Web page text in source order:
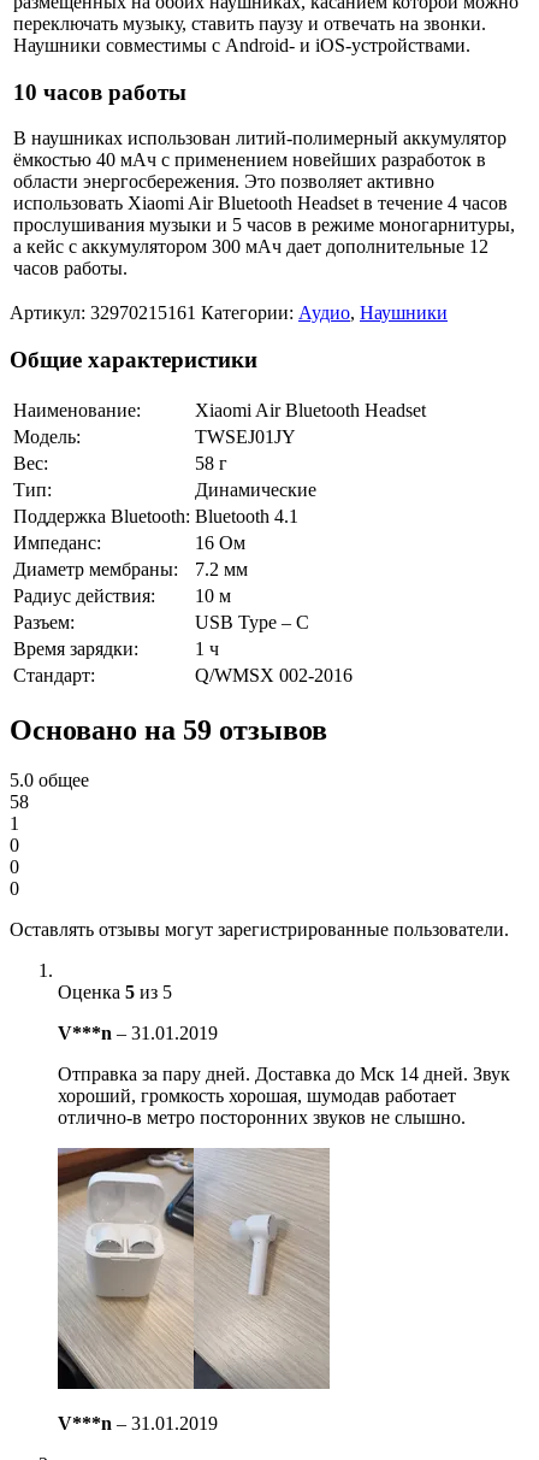
переключать музыку, ставить паузу и отвечать на звонки.
Наушники совместимы с Android- и iOS-устройствами.
10 часов работы
В наушниках использован литий-полимерный аккумулятор
ёмкостью 40 мАч с применением новейших разработок в
области энергосбережения. Это позволяет активно
использовать Xiaomi Air Bluetooth Headset в течение 4 часов
прослушивания музыки и 5 часов в режиме моногарнитуры,
а кейс с аккумулятором 300 мАч дает дополнительные 12
часов работы.
Артикул: 32970215161 Категории: Аудио, Наушники
Общие характеристики
Наименование:
Xiaomi Air Bluetooth Headset
Модель:
TWSEJ01JY
Вес:
58 г
Тип:
Динамические
Поддержка Bluetooth: Bluetooth 4.1
Импеданс:
16 Ом
Диаметр мембраны:
7.2 мм
Радиус действия:
10 м
Разъем:
USB Type – C
Время зарядки:
1 ч
Стандарт:
Q/WMSX 002-2016
Основано на 59 отзывов
5.0 общее
58
1
0
0
0
Оставлять отзывы могут зарегистрированные пользователи.
Оценка 5 из 5
V***n – 31.01.2019
Отправка за пару дней. Доставка до Мск 14 дней. Звук
хороший, громкость хорошая, шумодав работает
отлично-в метро посторонних звуков не слышно.
V***n – 31.01.2019